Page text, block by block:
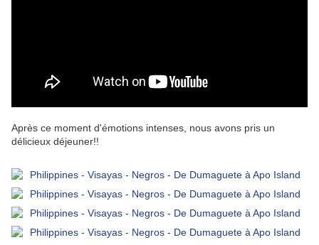
Après ce moment d'émotions intenses, nous avons pris un
délicieux déjeuner!!